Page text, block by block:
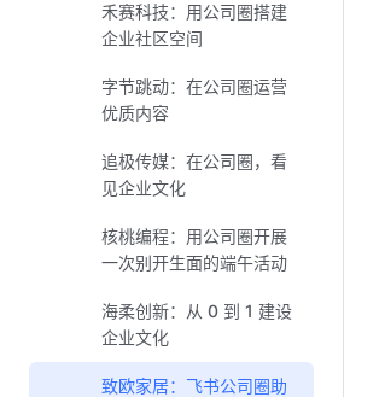
禾赛科技：用公司圈搭建
企业社区空间
字节跳动：在公司圈运营
优质内容
追极传媒：在公司圈，看
见企业文化
核桃编程：用公司圈开展
一次别开生面的端午活动
海柔创新：从 0 到 1 建设
企业文化
致欧家居：飞书公司圈助